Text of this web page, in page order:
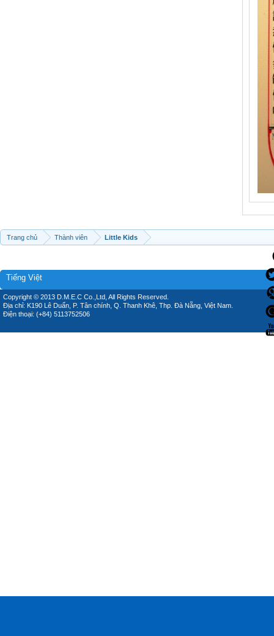
Trang chủ Thành viên Little Kids
Tiếng Việt
Copyright © 2013 D.M.E.C Co.,Ltd, All Rights Reserved.
Địa chỉ: K190 Lê Duẩn, P. Tân chính, Q. Thanh Khê, Thp. Đà Nẵng, Việt Nam.
Điện thoại: (+84) 5113752506